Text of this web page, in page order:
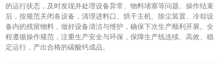
的运行状态，及时发现并处理设备异常、物料堵塞等问题。操作结束
后，按规范关闭各设备，清理进料口、烘干主机、除尘装置、冷却设
备内的残留物料，做好设备清洁与维护，确保下次生产顺利开展。全
程遵循操作规范，注重生产安全与环保，保障生产线连续、高效、稳
定运行，产出合格的碳酸钙成品。